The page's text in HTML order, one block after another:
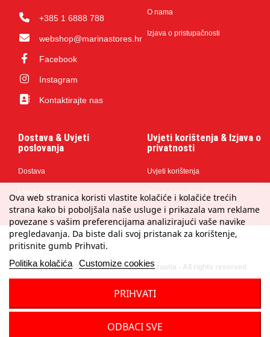
+385 1 6888 788
webshop@marinastores.hr
Facebook
Instagram
Kontaktirajte nas
O nama
Izjava o pristupačnosti
Dostava & Uvjeti
poslovanja
Dostava
Uvjeti poslovanja
Načini plaćanja
Uvjeti korištenja & Izjava o
privatnosti
Uvjeti korištenja
Izjava o privatnosti
© Copyright 2024 by MARINA Stores Croatia - All rights reserved
Ova web stranica koristi vlastite kolačiće i kolačiće trećih
strana kako bi poboljšala naše usluge i prikazala vam reklame
povezane s vašim preferencijama analizirajući vaše navike
pregledavanja. Da biste dali svoj pristanak za korištenje,
pritisnite gumb Prihvati.
Politika kolačića Customize cookies
ODBACI SVE
PRIHVATI